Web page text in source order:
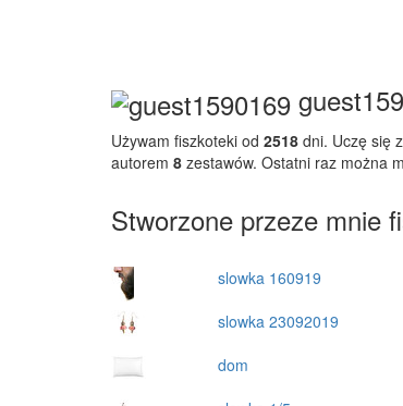
Używam fiszkoteki od 2518 dni. Uczę się
autorem 8 zestawów. Ostatni raz można
Stworzone przeze mnie
slowka 160919
slowka 23092019
dom